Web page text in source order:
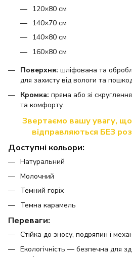
120×80 см
140×70 см
140×80 см
160×80 см
Поверхня: шліфована та
для захисту від вологи та
Кромка: пряма або зі
та комфорту.
Звертаємо вашу увагу, що
відправляються БЕЗ
Доступні кольори:
Натуральний
Молочний
Темний горіх
Темна карамель
Переваги:
Стійка до зносу, подряпин і
Екологічність — безпечна для